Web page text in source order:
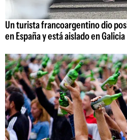
Un turista francoargentino dio
en España y está aislado en Galicia